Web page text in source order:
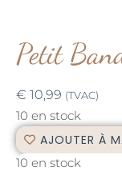
Petit
€ 10,99 (TVAC)
10 en stock
AJOUTER À
10 en stock